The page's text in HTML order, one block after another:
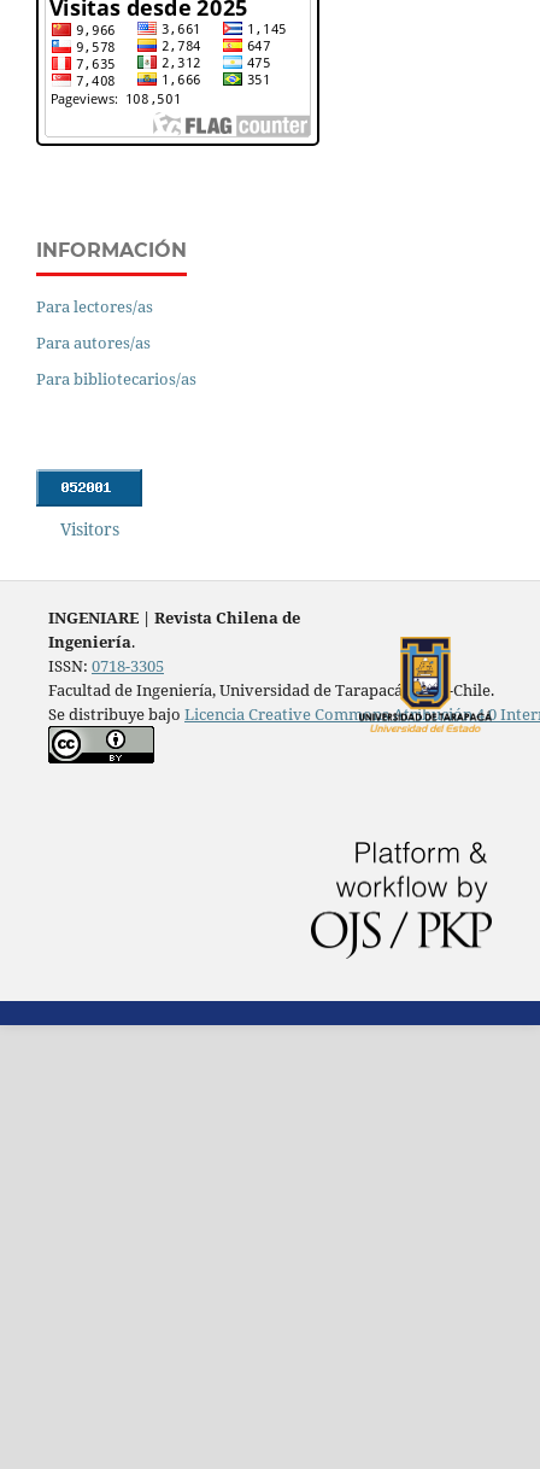
INFORMACIÓN
Para lectores/as
Para autores/as
Para bibliotecarios/as
Visitors
INGENIARE | Revista Chilena de
Ingeniería.
ISSN: 0718-3305
Facultad de Ingeniería, Universidad de Tarapacá, Arica-Chile.
Se distribuye bajo Licencia Creative Commons Atribución 4.0